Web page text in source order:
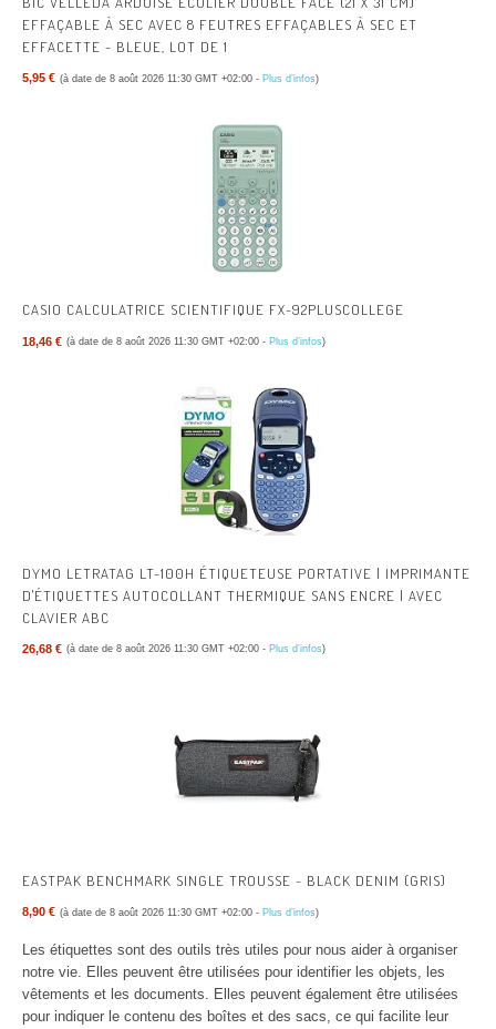
EFFAÇABLE À SEC AVEC 8 FEUTRES EFFAÇABLES À SEC ET
EFFACETTE - BLEUE, LOT DE 1
5,95 € (à date de 8 août 2026 11:30 GMT +02:00 - Plus d’infos)
CASIO CALCULATRICE SCIENTIFIQUE FX-92PLUSCOLLEGE
18,46 € (à date de 8 août 2026 11:30 GMT +02:00 - Plus d’infos)
DYMO LETRATAG LT-100H ÉTIQUETEUSE PORTATIVE | IMPRIMANTE
D'ÉTIQUETTES AUTOCOLLANT THERMIQUE SANS ENCRE | AVEC
CLAVIER ABC
26,68 € (à date de 8 août 2026 11:30 GMT +02:00 - Plus d’infos)
EASTPAK BENCHMARK SINGLE TROUSSE - BLACK DENIM (GRIS)
8,90 € (à date de 8 août 2026 11:30 GMT +02:00 - Plus d’infos)
Les étiquettes sont des outils très utiles pour nous aider à organiser
notre vie. Elles peuvent être utilisées pour identifier les objets, les
vêtements et les documents. Elles peuvent également être utilisées
pour indiquer le contenu des boîtes et des sacs, ce qui facilite leur